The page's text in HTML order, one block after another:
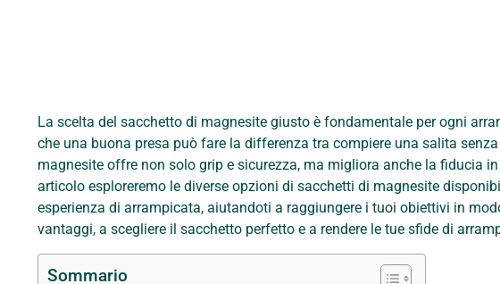
La scelta del sacchetto di magnesite giusto è fondamentale per ogni
che una buona presa può fare la differenza tra compiere una salita
magnesite offre non solo grip e sicurezza, ma migliora anche la fiducia
articolo esploreremo le diverse opzioni di sacchetti di magnesite
esperienza di arrampicata, aiutandoti a raggiungere i tuoi obiettivi in
vantaggi, a scegliere il sacchetto perfetto e a rendere le tue sfide di
Sommario